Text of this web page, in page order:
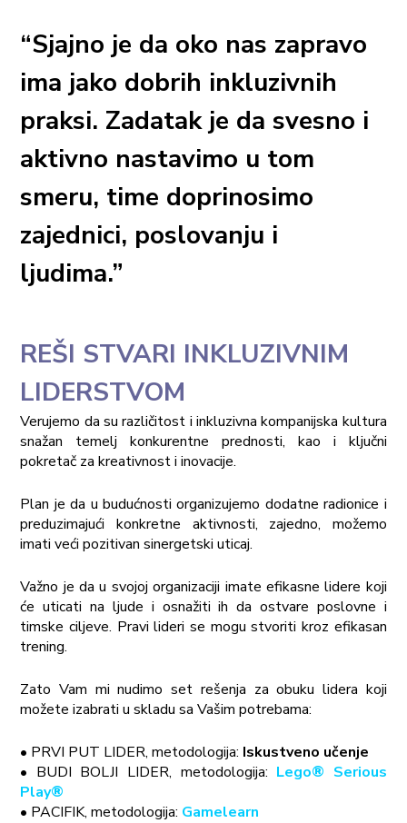
“Sjajno je da oko nas zapravo
ima jako dobrih inkluzivnih
praksi. Zadatak je da svesno i
aktivno nastavimo u tom
smeru, time doprinosimo
zajednici, poslovanju i
ljudima.”
REŠI STVARI INKLUZIVNIM
LIDERSTVOM
Verujemo da su različitost i inkluzivna kompanijska kultura
snažan temelj konkurentne prednosti, kao i ključni
pokretač za kreativnost i inovacije.
Plan je da u budućnosti organizujemo dodatne radionice i
preduzimajući konkretne aktivnosti, zajedno, možemo
imati veći pozitivan sinergetski uticaj.
Važno je da u svojoj organizaciji imate efikasne lidere koji
će uticati na ljude i osnažiti ih da ostvare poslovne i
timske ciljeve. Pravi lideri se mogu stvoriti kroz efikasan
trening.
Zato Vam mi nudimo set rešenja za obuku lidera koji
možete izabrati u skladu sa Vašim potrebama:
• PRVI PUT LIDER, metodologija: Iskustveno učenje
• BUDI BOLJI LIDER, metodologija: Lego® Serious
Play®
• PACIFIK, metodologija: Gamelearn